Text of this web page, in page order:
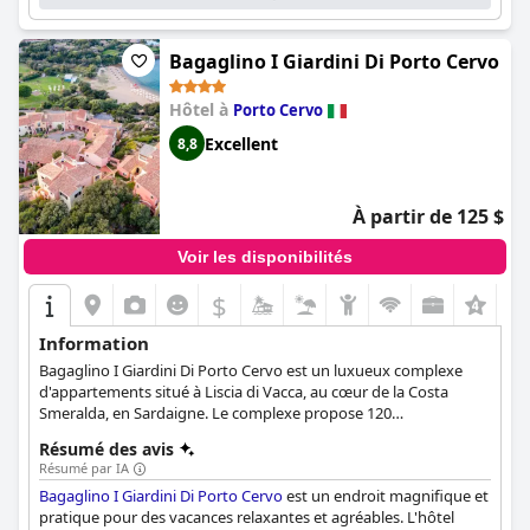
Bagaglino I Giardini Di Porto Cervo
Hôtel à Porto Cervo
8,8 Excellent
À partir de 125 $
Voir les disponibilités
$
Information
Bagaglino I Giardini Di Porto Cervo est un luxueux complexe
d'appartements situé à Liscia di Vacca, au cœur de la Costa
Smeralda, en Sardaigne. Le complexe propose 120
d'une terrasse ou d'un patio, et pouvant accueillir de 2 à 6
personnes. Les clients peuvent profiter de restaurants de
qualité, d'une plage concédée par l'État avec des douches d'eau
chaude, d'un salon de beauté et de nombreuses activités
Résumé des avis
Résumé par IA
Bagaglino I Giardini Di Porto Cervoest un endroit magnifique et
pratique pour des vacances relaxantes et agréables. L'hôtel